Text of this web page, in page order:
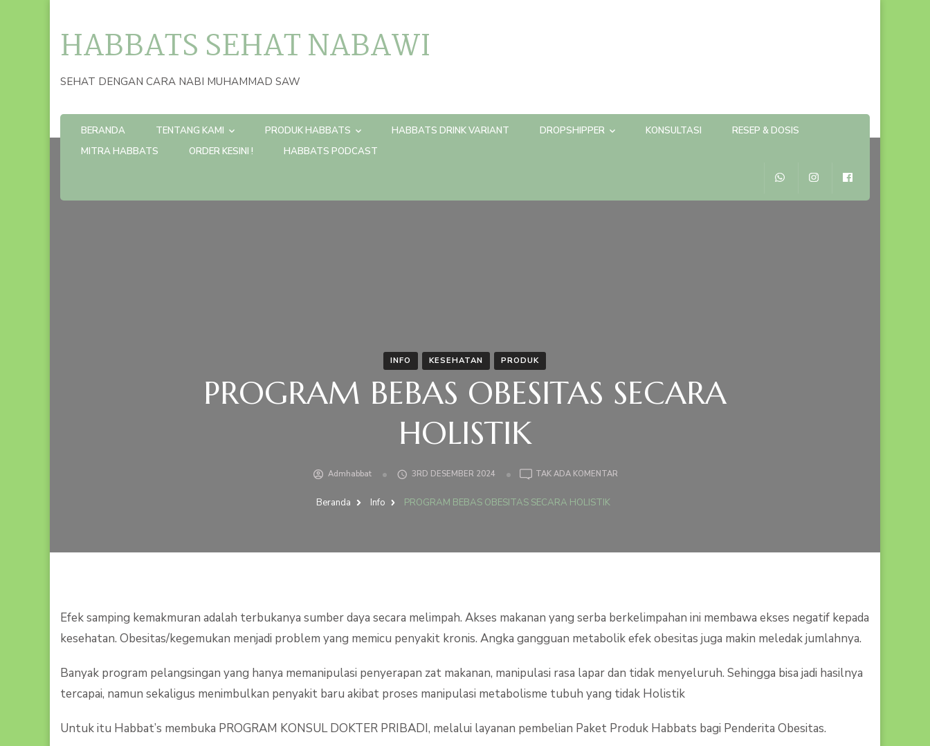
HABBATS SEHAT NABAWI
SEHAT DENGAN CARA NABI MUHAMMAD SAW
BERANDA TENTANG KAMI PRODUK HABBATS HABBATS DRINK VARIANT DROPSHIPPER KONSULTASI
RESEP & DOSIS
MITRA HABBATS
ORDER KESINI ! HABBATS PODCAST
INFO KESEHATAN PRODUK
PROGRAM BEBAS OBESITAS SECARA
HOLISTIK
Admhabbat 3RD DESEMBER 2024 TAK ADA KOMENTAR
Beranda Info PROGRAM BEBAS OBESITAS SECARA HOLISTIK
Efek samping kemakmuran adalah terbukanya sumber daya secara melimpah. Akses makanan yang serba berkelimpahan ini membawa ekses negatif kepada
kesehatan. Obesitas/kegemukan menjadi problem yang memicu penyakit kronis. Angka gangguan metabolik efek obesitas juga makin meledak jumlahnya.
Banyak program pelangsingan yang hanya memanipulasi penyerapan zat makanan, manipulasi rasa lapar dan tidak menyeluruh. Sehingga bisa jadi hasilnya
tercapai, namun sekaligus menimbulkan penyakit baru akibat proses manipulasi metabolisme tubuh yang tidak Holistik
Untuk itu Habbat’s membuka PROGRAM KONSUL DOKTER PRIBADI, melalui layanan pembelian Paket Produk Habbats bagi Penderita Obesitas.